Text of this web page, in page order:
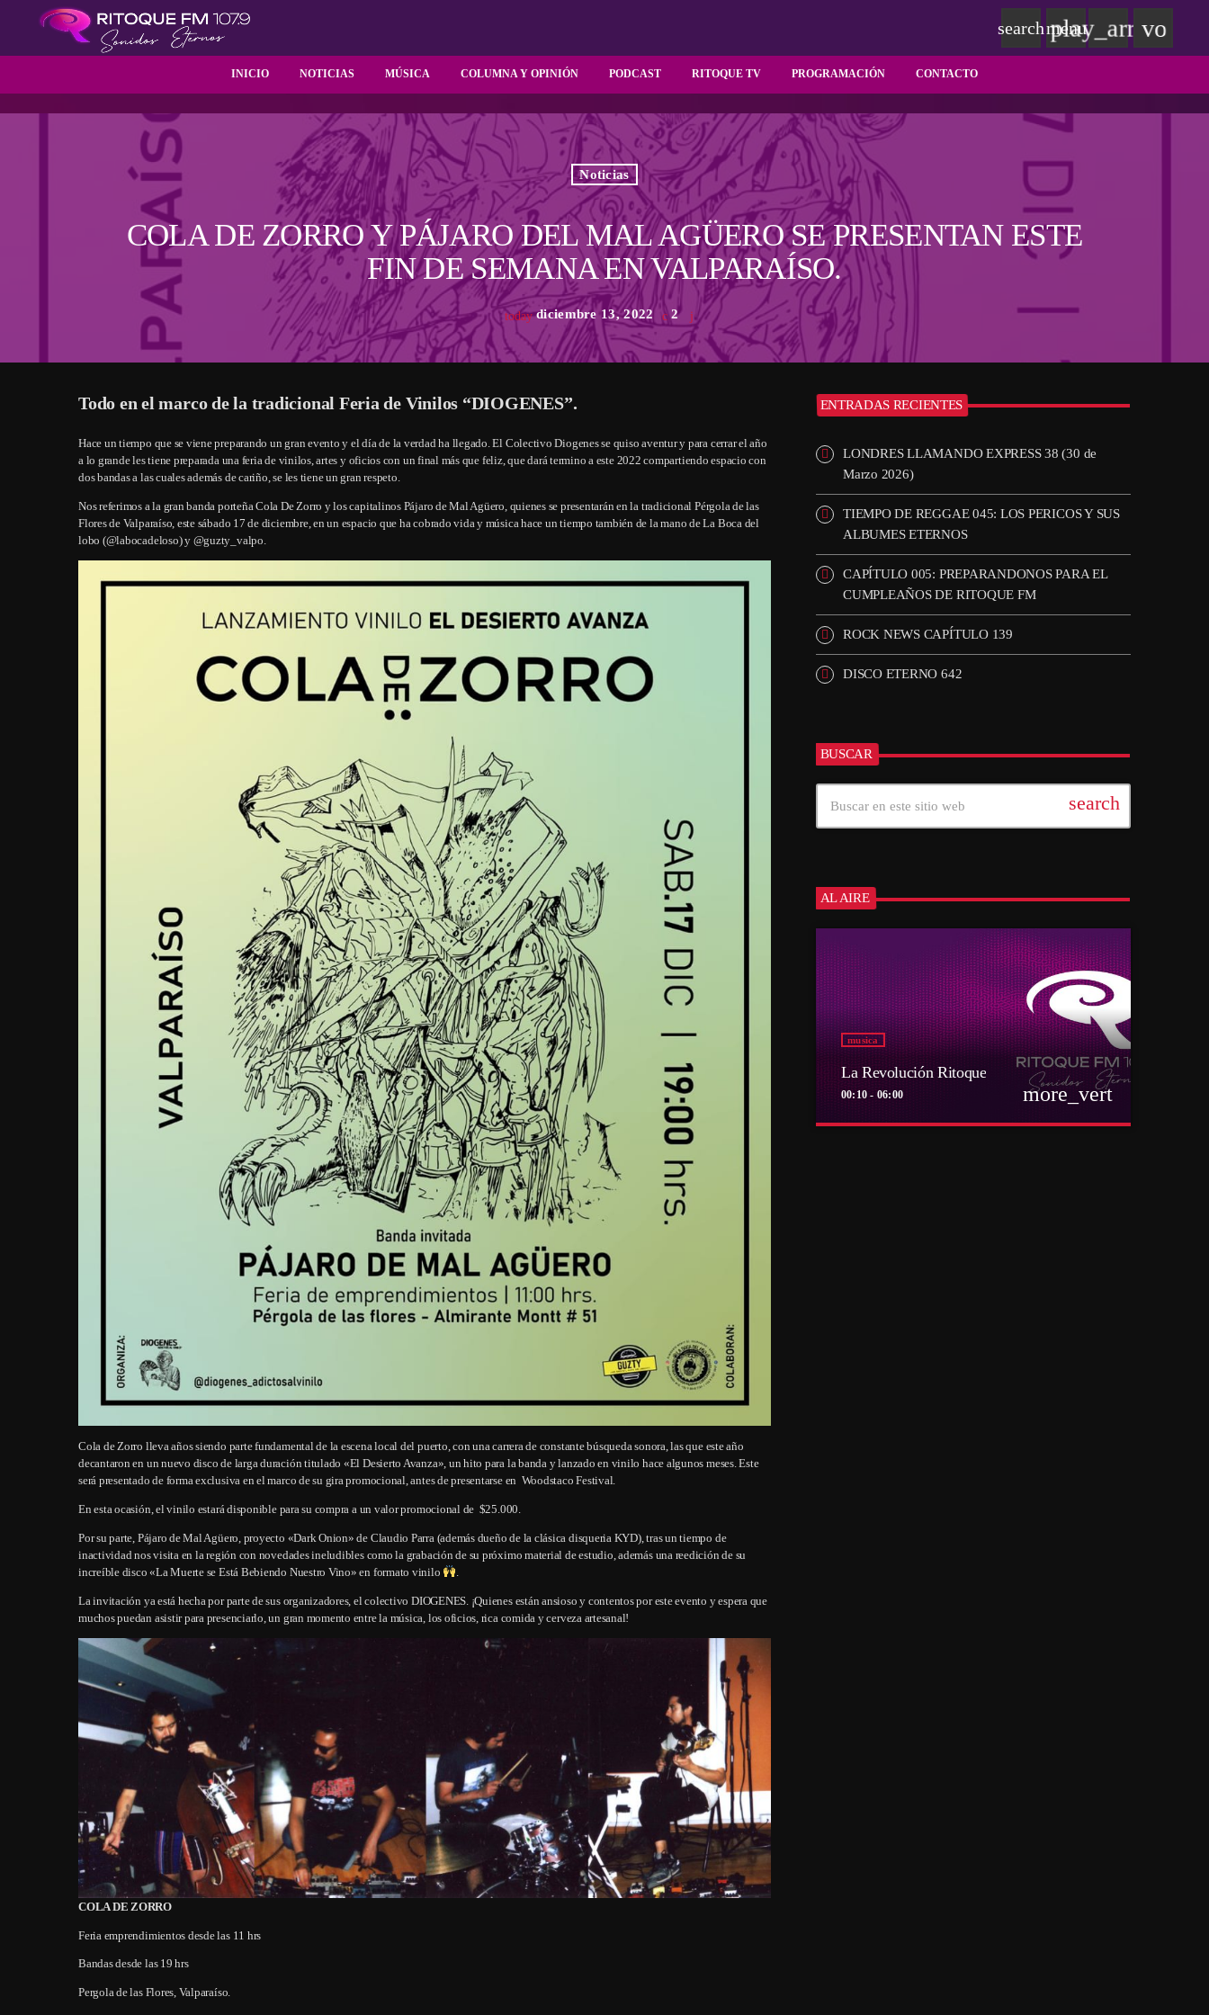
INICIO NOTICIAS MÚSICA COLUMNA Y OPINIÓN PODCAST RITOQUE TV PROGRAMACIÓN CONTACTO
searchmenu
play_arrow
Noticias
COLA DE ZORRO Y PÁJARO DEL MAL AGÜERO SE PRESENTAN ESTE
FIN DE SEMANA EN VALPARAÍSO.
today diciembre 13, 2022 2
Todo en el marco de la tradicional Feria de Vinilos “DIOGENES”.
Hace un tiempo que se viene preparando un gran evento y el día de la verdad ha llegado. El Colectivo Diogenes se quiso aventur y para cerrar el año
a lo grande les tiene preparada una feria de vinilos, artes y oficios con un final más que feliz, que dará termino a este 2022 compartiendo espacio con
dos bandas a las cuales además de cariño, se les tiene un gran respeto.
Nos referimos a la gran banda porteña Cola De Zorro y los capitalinos Pájaro de Mal Agüero, quienes se presentarán en la tradicional Pérgola de las
Flores de Valparaíso, este sábado 17 de diciembre, en un espacio que ha cobrado vida y música hace un tiempo también de la mano de La Boca del
lobo (@labocadeloso) y @guzty_valpo.
Cola de Zorro lleva años siendo parte fundamental de la escena local del puerto, con una carrera de constante búsqueda sonora, las que este año
decantaron en un nuevo disco de larga duración titulado «El Desierto Avanza», un hito para la banda y lanzado en vinilo hace algunos meses. Este
será presentado de forma exclusiva en el marco de su gira promocional, antes de presentarse en Woodstaco Festival.
En esta ocasión, el vinilo estará disponible para su compra a un valor promocional de $25.000.
Por su parte, Pájaro de Mal Agüero, proyecto «Dark Onion» de Claudio Parra (además dueño de la clásica disqueria KYD), tras un tiempo de
inactividad nos visita en la región con novedades ineludibles como la grabación de su próximo material de estudio, además una reedición de su
increíble disco «La Muerte se Está Bebiendo Nuestro Vino» en formato vinilo
La invitación ya está hecha por parte de sus organizadores, el colectivo DIOGENES. ¡Quienes están ansioso y contentos por este evento y espera que
muchos puedan asistir para presenciarlo, un gran momento entre la música, los oficios, rica comida y cerveza artesanal!
COLA DE ZORRO
Feria emprendimientos desde las 11 hrs
Bandas desde las 19 hrs
Pergola de las Flores, Valparaíso.
ENTRADAS RECIENTES
LONDRES LLAMANDO EXPRESS 38 (30 de
Marzo 2026)
TIEMPO DE REGGAE 045: LOS PERICOS Y SUS
ALBUMES ETERNOS
CAPÍTULO 005: PREPARANDONOS PARA EL
CUMPLEAÑOS DE RITOQUE FM
ROCK NEWS CAPÍTULO 139
DISCO ETERNO 642
BUSCAR
search
AL AIRE
musica
La Revolución Ritoque
00:10 - 06:00 more_vert